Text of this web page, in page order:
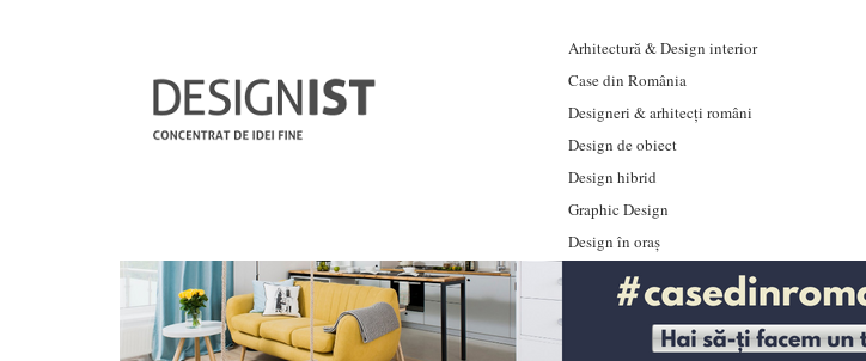
Arhitectură & Design interior
Case din România
Designeri & arhitecți români
Design de obiect
Design hibrid
Graphic Design
Design în oraș